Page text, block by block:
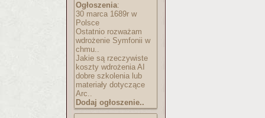
Ogłoszenia:
30 marca 1689r w
Polsce
Ostatnio rozważam
wdrożenie Symfonii w
chmu..
Jakie są rzeczywiste
koszty wdrożenia AI
dobre szkolenia lub
materiały dotyczące
Arc..
Dodaj ogłoszenie..